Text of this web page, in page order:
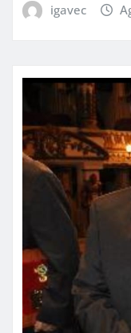
igavec